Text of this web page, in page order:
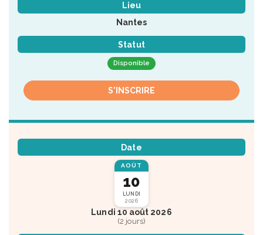
Lieu
Nantes
Statut
Disponible
S'INSCRIRE
Date
AOÛT
10
LUNDI
2026
Lundi 10 août 2026
(2 jours)